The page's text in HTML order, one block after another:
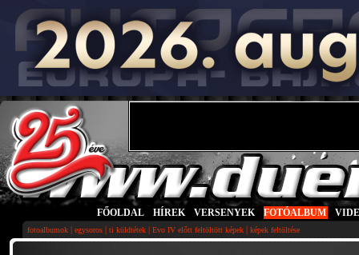
FŐOLDAL HÍREK VERSENYEK FOTÓALBUM
fotoalbumok | egysoros | ti küldtétek | Evo IV előtt feltöltött képek | képek feltöltése